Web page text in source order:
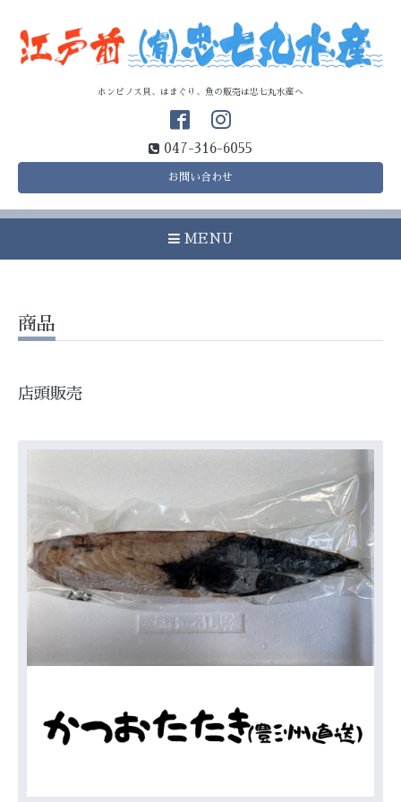
ホンビノス貝、はまぐり、魚の販売は忠七丸水産へ
047-316-6055
お問い合わせ
MENU
商品
店頭販売